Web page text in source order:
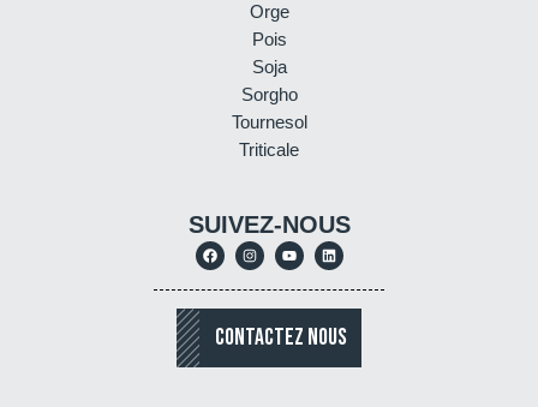
Orge
Pois
Soja
Sorgho
Tournesol
Triticale
SUIVEZ-NOUS
CONTACTEZ NOUS